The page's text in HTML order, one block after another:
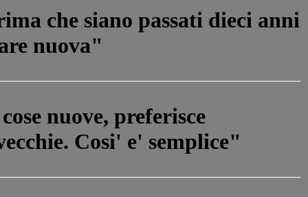
che siano passati dieci anni
nuova"
nuove, preferisce
Cosi' e' semplice"